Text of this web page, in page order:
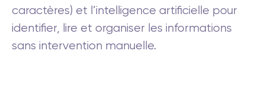
caractères) et l’intelligence artificielle pour
identifier, lire et organiser les informations
sans intervention manuelle.